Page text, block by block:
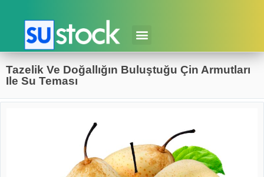
Tazelik Ve Doğallığın Buluştuğu Çin Armutları
Ile Su Teması